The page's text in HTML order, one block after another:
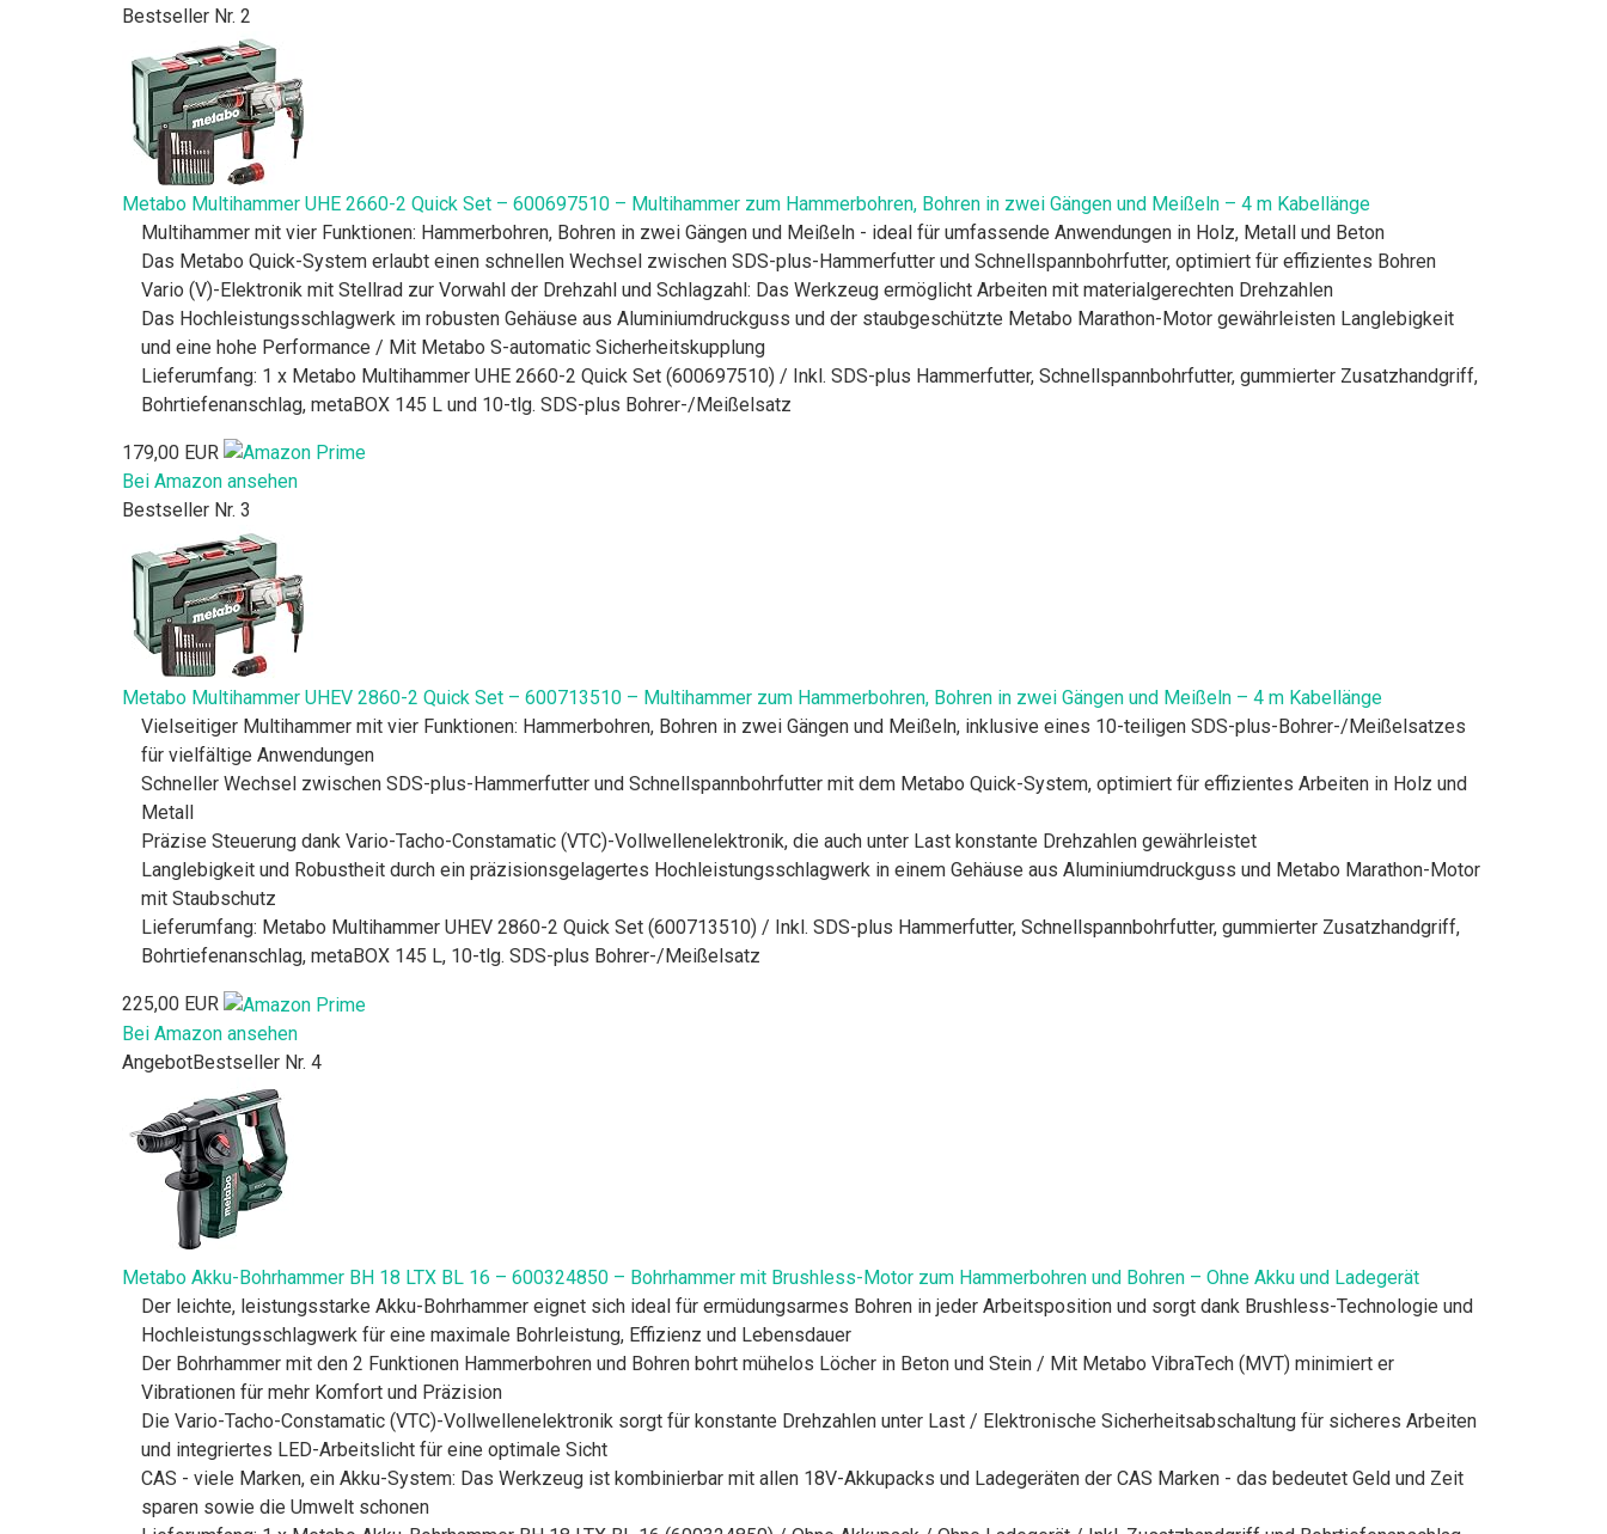
Bestseller Nr. 2
Metabo Multihammer UHE 2660-2 Quick Set – 600697510 – Multihammer zum Hammerbohren, Bohren in zwei Gängen und Meißeln – 4 m Kabellänge
Multihammer mit vier Funktionen: Hammerbohren, Bohren in zwei Gängen und Meißeln - ideal für umfassende Anwendungen in Holz, Metall und Beton
Das Metabo Quick-System erlaubt einen schnellen Wechsel zwischen SDS-plus-Hammerfutter und Schnellspannbohrfutter, optimiert für effizientes Bohren
Vario (V)-Elektronik mit Stellrad zur Vorwahl der Drehzahl und Schlagzahl: Das Werkzeug ermöglicht Arbeiten mit materialgerechten Drehzahlen
Das Hochleistungsschlagwerk im robusten Gehäuse aus Aluminiumdruckguss und der staubgeschützte Metabo Marathon-Motor gewährleisten Langlebigkeit
und eine hohe Performance / Mit Metabo S-automatic Sicherheitskupplung
Lieferumfang: 1 x Metabo Multihammer UHE 2660-2 Quick Set (600697510) / Inkl. SDS-plus Hammerfutter, Schnellspannbohrfutter, gummierter Zusatzhandgriff,
Bohrtiefenanschlag, metaBOX 145 L und 10-tlg. SDS-plus Bohrer-/Meißelsatz
179,00 EUR
Bei Amazon ansehen
Bestseller Nr. 3
Metabo Multihammer UHEV 2860-2 Quick Set – 600713510 – Multihammer zum Hammerbohren, Bohren in zwei Gängen und Meißeln – 4 m Kabellänge
Vielseitiger Multihammer mit vier Funktionen: Hammerbohren, Bohren in zwei Gängen und Meißeln, inklusive eines 10-teiligen SDS-plus-Bohrer-/Meißelsatzes
für vielfältige Anwendungen
Schneller Wechsel zwischen SDS-plus-Hammerfutter und Schnellspannbohrfutter mit dem Metabo Quick-System, optimiert für effizientes Arbeiten in Holz und
Metall
Präzise Steuerung dank Vario-Tacho-Constamatic (VTC)-Vollwellenelektronik, die auch unter Last konstante Drehzahlen gewährleistet
Langlebigkeit und Robustheit durch ein präzisionsgelagertes Hochleistungsschlagwerk in einem Gehäuse aus Aluminiumdruckguss und Metabo Marathon-Motor
mit Staubschutz
Lieferumfang: Metabo Multihammer UHEV 2860-2 Quick Set (600713510) / Inkl. SDS-plus Hammerfutter, Schnellspannbohrfutter, gummierter Zusatzhandgriff,
Bohrtiefenanschlag, metaBOX 145 L, 10-tlg. SDS-plus Bohrer-/Meißelsatz
225,00 EUR
Bei Amazon ansehen
AngebotBestseller Nr. 4
Metabo Akku-Bohrhammer BH 18 LTX BL 16 – 600324850 – Bohrhammer mit Brushless-Motor zum Hammerbohren und Bohren – Ohne Akku und Ladegerät
Der leichte, leistungsstarke Akku-Bohrhammer eignet sich ideal für ermüdungsarmes Bohren in jeder Arbeitsposition und sorgt dank Brushless-Technologie und
Hochleistungsschlagwerk für eine maximale Bohrleistung, Effizienz und Lebensdauer
Der Bohrhammer mit den 2 Funktionen Hammerbohren und Bohren bohrt mühelos Löcher in Beton und Stein / Mit Metabo VibraTech (MVT) minimiert er
Vibrationen für mehr Komfort und Präzision
Die Vario-Tacho-Constamatic (VTC)-Vollwellenelektronik sorgt für konstante Drehzahlen unter Last / Elektronische Sicherheitsabschaltung für sicheres Arbeiten
und integriertes LED-Arbeitslicht für eine optimale Sicht
CAS - viele Marken, ein Akku-System: Das Werkzeug ist kombinierbar mit allen 18V-Akkupacks und Ladegeräten der CAS Marken - das bedeutet Geld und Zeit
sparen sowie die Umwelt schonen